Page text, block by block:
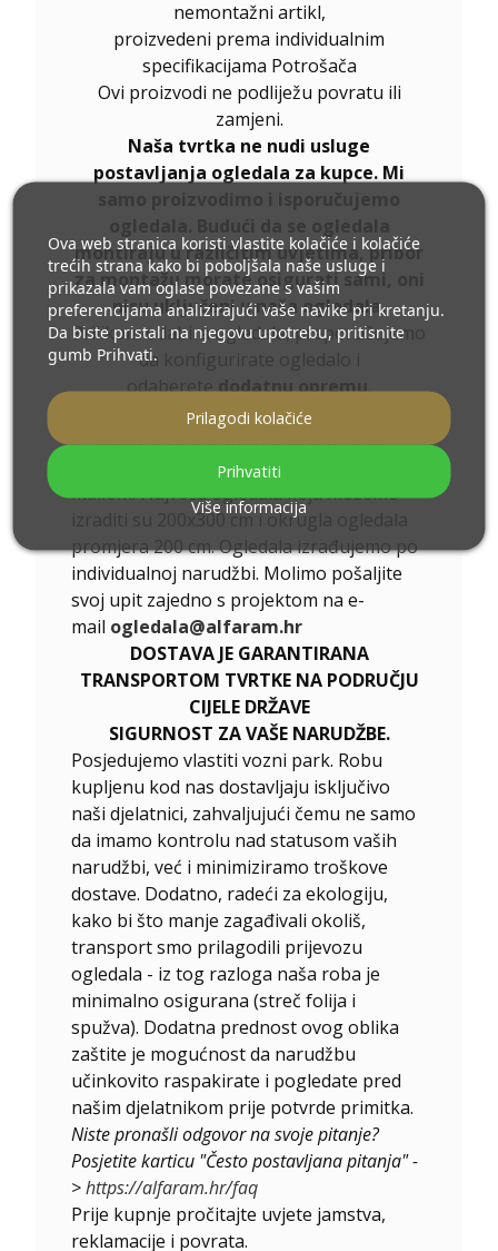
nemontažni artikl,
proizvedeni prema individualnim
specifikacijama Potrošača
Ovi proizvodi ne podliježu povratu ili
zamjeni.
Naša tvrtka ne nudi usluge
postavljanja ogledala za kupce. Mi
montiraju u različitim uvjetima, pribor
za montažu morate osigurati sami, oni
nisu uključeni u naša ogledala.
Prilikom odabira ogledala, preporučujemo
da konfigurirate ogledalo i
odaberetedodatnu opremu.
Ukoliko niste pronašli željenu veličinu
ogledala ili Vam je potrebna drugačija
podjela, kontaktirajte nas telefonom ili e-
mailom. Najveća ogledala koja možemo
izraditi su 200x300 cm i okrugla ogledala
promjera 200 cm. Ogledala izrađujemo po
individualnoj narudžbi. Molimo pošaljite
svoj upit zajedno s projektom na e-
mail ogledala@alfaram.hr
DOSTAVA JE GARANTIRANA
TRANSPORTOM TVRTKE NA PODRUČJU
CIJELE DRŽAVE
SIGURNOST ZA VAŠE NARUDŽBE.
Posjedujemo vlastiti vozni park. Robu
kupljenu kod nas dostavljaju isključivo
naši djelatnici, zahvaljujući čemu ne samo
da imamo kontrolu nad statusom vaših
narudžbi, već i minimiziramo troškove
dostave. Dodatno, radeći za ekologiju,
kako bi što manje zagađivali okoliš,
transport smo prilagodili prijevozu
ogledala - iz tog razloga naša roba je
minimalno osigurana (streč folija i
spužva). Dodatna prednost ovog oblika
zaštite je mogućnost da narudžbu
učinkovito raspakirate i pogledate pred
našim djelatnikom prije potvrde primitka.
Niste pronašli odgovor na svoje pitanje?
Posjetite karticu "Često postavljana pitanja" -
>https://alfaram.hr/faq
Prije kupnje pročitajte uvjete jamstva,
reklamacije i povrata.
Ova web stranica koristi vlastite kolačiće i kolačiće
trećih strana kako bi poboljšala naše usluge i
prikazala vam oglase povezane s vašim
preferencijama analizirajući vaše navike pri kretanju.
Da biste pristali na njegovu upotrebu, pritisnite
gumb Prihvati.
Više informacija
Prilagodi kolačiće
Prihvatiti